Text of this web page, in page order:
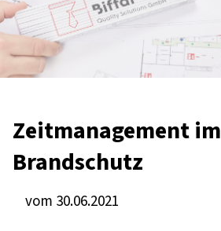
Zeitmanagement im
Brandschutz
vom 30.06.2021